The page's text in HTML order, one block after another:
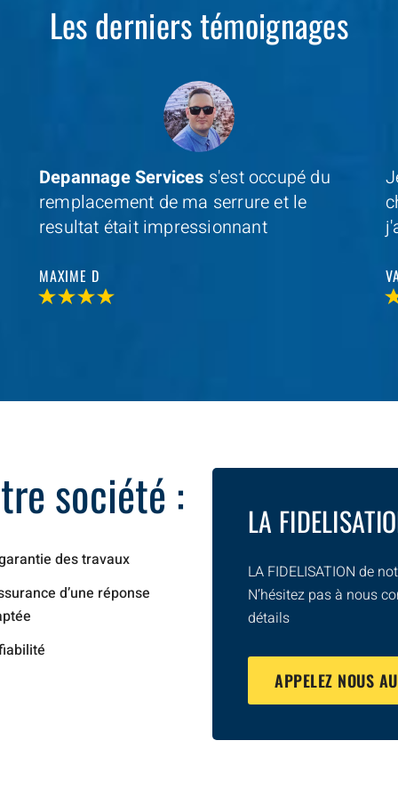
Les derniers témoignages
Je cherchais un professionel à coté de
chez moi et avecDepannage Services
j'ai trouvé et je n'ai pas été decu
VALERIE V
société :
des travaux
d’une réponse
LA
LA FIDELISATION de
N’hésitez pas à nous
détails
APPELEZ NOUS AU